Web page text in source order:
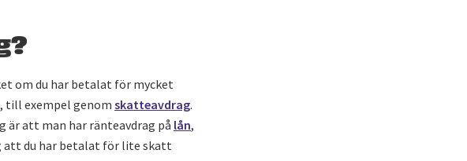
om du har betalat för mycket
till exempel genom skatteavdrag.
att man har ränteavdrag på lån,
att du har betalat för lite skatt